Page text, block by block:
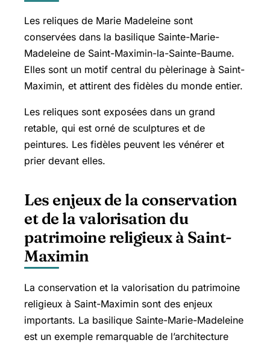
Les reliques de Marie Madeleine sont
conservées dans la basilique Sainte-Marie-
Madeleine de Saint-Maximin-la-Sainte-Baume.
Elles sont un motif central du pèlerinage à Saint-
Maximin, et attirent des fidèles du monde entier.
Les reliques sont exposées dans un grand
retable, qui est orné de sculptures et de
peintures. Les fidèles peuvent les vénérer et
prier devant elles.
Les enjeux de la conservation
et de la valorisation du
patrimoine religieux à Saint-
Maximin
La conservation et la valorisation du patrimoine
religieux à Saint-Maximin sont des enjeux
importants. La basilique Sainte-Marie-Madeleine
est un exemple remarquable de l’architecture